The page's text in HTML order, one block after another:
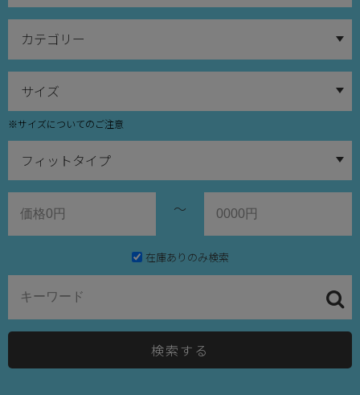
※サイズについてのご注意
～
在庫ありのみ検索
検索する